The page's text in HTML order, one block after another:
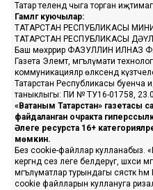
Татар телендә чыга торган
Гамәлгә куючылар:
ТАТАРСТАН РЕСПУБЛИКАСЫ
ТАТАРСТАН РЕСПУБЛИКАСЫ
Баш мөхәррир ФАЗУЛЛИН ИЛНАЗ
Газета Элемтә, мәгълүмати
коммуникацияләр өлкәсендә
Татарстан Республикасы буенча
таныклыгы: ПИ № ТУ16-01758,
«Ватаным Татарстан» газетасы
файдаланган очракта
Әлеге ресурста 16+
мөмкин.
Без cookie-файллар кулланабыз.
кергәндә сез әлеге белдерүгә, шәхси
мәгълүматлар турындагы сәясәткә
cookie файлларын куллануга